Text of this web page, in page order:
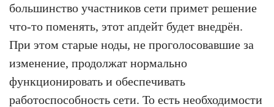
большинство участников сети примет решение
что-то поменять, этот апдейт будет внедрён.
При этом старые ноды, не проголосовавшие за
изменение, продолжат нормально
функционировать и обеспечивать
работоспособность сети. То есть необходимости